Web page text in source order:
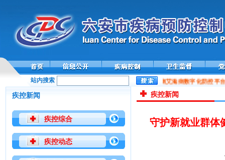
站内搜索 全国性病艾滋病数字化防控平
疾控新闻
疾控综合
疾控动态
疾控新闻
守护新就业群体